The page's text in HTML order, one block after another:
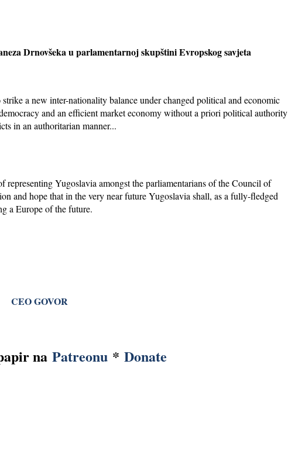
Drnovšeka u parlamentarnoj skupštini Evropskog savjeta
a new inter-nationality balance under changed political and economic
and an efficient market economy without a priori political authority
in an authoritarian manner...
representing Yugoslavia amongst the parliamentarians of the Council of
and hope that in the very near future Yugoslavia shall, as a fully-fledged
a Europe of the future.
CEO GOVOR
na Patreonu * Donate